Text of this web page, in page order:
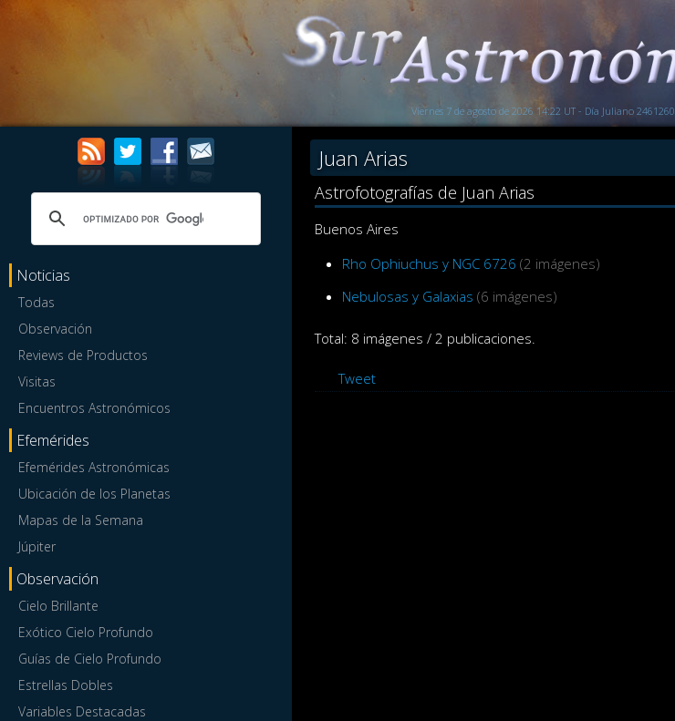
Viernes 7 de agosto de 2026 14:22 UT - Día Juliano 2461260
Noticias
Todas
Observación
Reviews de Productos
Visitas
Encuentros Astronómicos
Efemérides
Efemérides Astronómicas
Ubicación de los Planetas
Mapas de la Semana
Júpiter
Observación
Cielo Brillante
Exótico Cielo Profundo
Guías de Cielo Profundo
Estrellas Dobles
Variables Destacadas
Juan Arias
Astrofotografías de Juan Arias
Buenos Aires
Rho Ophiuchus y NGC 6726 (2 imágenes)
Nebulosas y Galaxias (6 imágenes)
Total: 8 imágenes / 2 publicaciones.
Tweet